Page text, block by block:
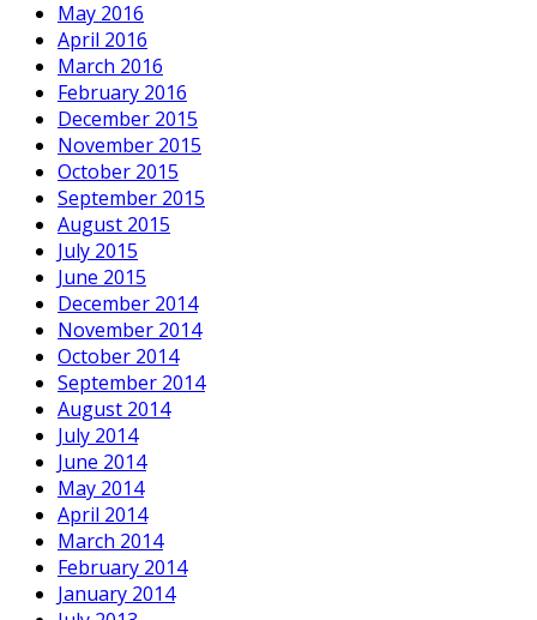
May 2016
April 2016
March 2016
February 2016
December 2015
November 2015
October 2015
September 2015
August 2015
July 2015
June 2015
December 2014
November 2014
October 2014
September 2014
August 2014
July 2014
June 2014
May 2014
April 2014
March 2014
February 2014
January 2014